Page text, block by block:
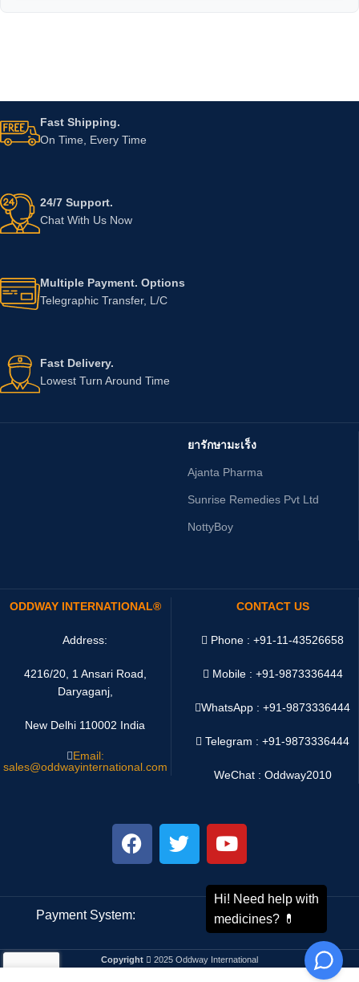
Fast Shipping.
On Time, Every Time
24/7 Support.
Chat With Us Now
Multiple Payment. Options
Telegraphic Transfer, L/C
Fast Delivery.
Lowest Turn Around Time
ยารักษามะเร็ง
Ajanta Pharma
Sunrise Remedies Pvt Ltd
NottyBoy
ODDWAY INTERNATIONAL®
Address:
4216/20, 1 Ansari Road,
Daryaganj,
New Delhi 110002 India
Email:
sales@oddwayinternational.com
CONTACT US
Phone : +91-11-43526658
Mobile : +91-9873336444
WhatsApp :+91-9873336444
Telegram : +91-9873336444
WeChat : Oddway2010
Payment System: Shipping System:
Copyright 2025 Oddway International